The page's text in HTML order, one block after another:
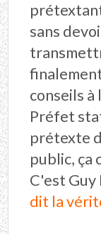
sans
conseils à
Préfet
prétexte
public, ça
C'est
dit la